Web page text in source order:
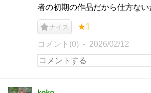
者の初期の作品だから仕方ない
ナイス ★1
コメント(0) 2026/02/12